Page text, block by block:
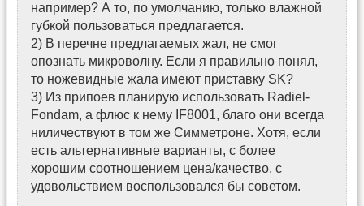
например? А то, по умолчанию, только влажной
губкой пользоваться предлагается.
2) В перечне предлагаемых жал, не смог
опознать микроволну. Если я правильно понял,
то ножевидные жала имеют приставку SK?
3) Из припоев планирую использовать Radiel-
Fondam, а флюс к нему IF8001, благо они всегда
ниличествуют в том же Симметроне. Хотя, если
есть альтернативные варианты, с более
хорошим соотношением цена/качество, с
удовольствием воспользовался бы советом.